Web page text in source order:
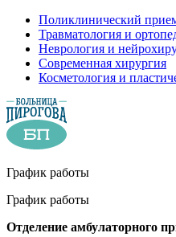
Поликлинический
Травматология и
Неврология и
Современная хирургия
Косметология и
График работы
График работы
Отделение амбулаторного